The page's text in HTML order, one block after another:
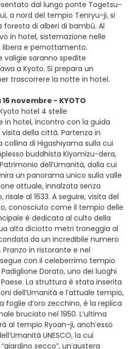
dal lungo ponte Togetsu-
a nord del tempio Tenryu-ji, si
di alberi di bambù. Al
in hotel, sistemazione nelle
e pernottamento.
valigie saranno spedite
a Kyoto. Si prepara un
trascorrere la notte in hotel.
novembre - KYOTO
hotel 4 stelle
in hotel, incontro con la guida
della città. Partenza in
di Higashiyama sulla cui
buddhista Kiyomizu-dera,
dell’Umanità, dalla cui
un panorama unico sulla valle
attuale, innalzata senza
al 1633. A seguire, visita del
conosciuto come il tempio delle
è dedicata al culto della
alta diciotto metri troneggia al
da un incredibile numero
in ristorante e nel
con il celeberrimo tempio
Dorato, uno dei luoghi
La struttura è stata inserita
dell’Umanità e l’attuale tempio,
d’oro zecchino, è la replica
bruciato nel 1950. L’ultima
al tempio Ryoan-ji, anch’esso
UNESCO, la cui
secco”, un’austera